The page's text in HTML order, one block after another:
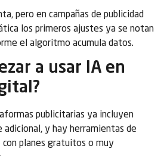
pero en campañas de publicidad
los primeros ajustes ya se notan
el algoritmo acumula datos.
a usar IA en
publicitarias ya incluyen
adicional, y hay herramientas de
planes gratuitos o muy